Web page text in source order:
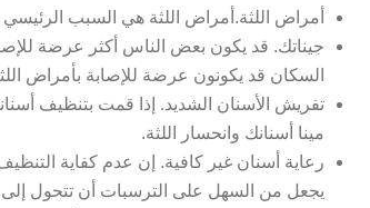
أمراض اللثة.أمراض اللثة هي السبب الرئيسي
جيناتك
السكان قد يكونون عرضة للإصابة بأمراض
تفريش الأسنان الشديد. إذا قمت بتنظيف
مينا أسنانك وانحسار اللثة.
رعاية أسنان غير كافية. إن عدم كفاية
يجعل من السهل على الترسبات أن تتحول إلى